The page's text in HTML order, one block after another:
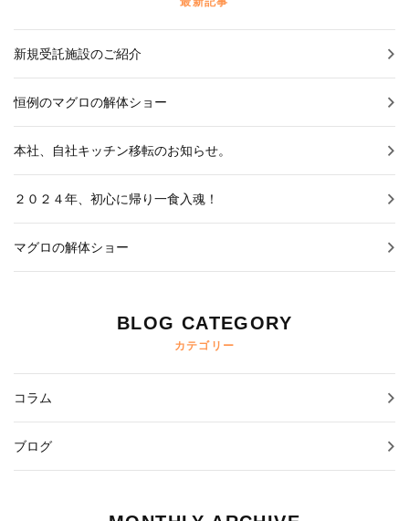
新規受託施設のご紹介
恒例のマグロの解体ショー
本社、自社キッチン移転のお知らせ。
２０２４年、初心に帰り一食入魂！
マグロの解体ショー
BLOG CATEGORY
カテゴリー
コラム
ブログ